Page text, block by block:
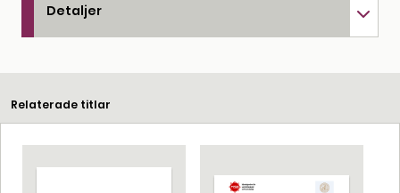
Detaljer
Relaterade titlar